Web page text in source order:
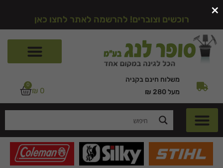
רוכשים וצוברים! להרשמה לאתר לחצו כאן
משלוח חינם בקניה
מעל 280 ₪
₪ 0
0
×